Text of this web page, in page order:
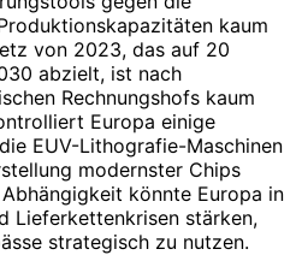
kaum
von 2023, das auf 20
abzielt, ist nach
Rechnungshofs kaum
Europa einige
EUV-Lithografie-Maschinen
modernster Chips
könnte Europa in
Lieferkettenkrisen stärken,
strategisch zu nutzen.